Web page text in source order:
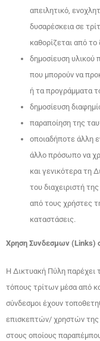
απειλητικό,
δυσαρέσκεια σε
καθορίζεται από το
δημοσίευση υλικού
που μπορούν να
ή τα προγράμματα
δημοσίευση
παραποίηση της
οποιαδήποτε άλλη
άλλο πρόσωπο να
και γενικότερα τη
του διαχειριστή
από τους χρήστες
καταστάσεις.
Χρηση Συνδεσμων (Links)
Η Δικτυακή Πύλη παρέχει
τόπους τρίτων μέσα από
σύνδεσμοι έχουν
επισκεπτών/ χρηστών της
στους οποίους